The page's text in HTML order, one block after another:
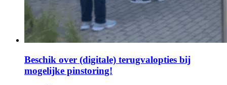
Beschik over (digitale) terugvalopties bij
mogelijke pinstoring!